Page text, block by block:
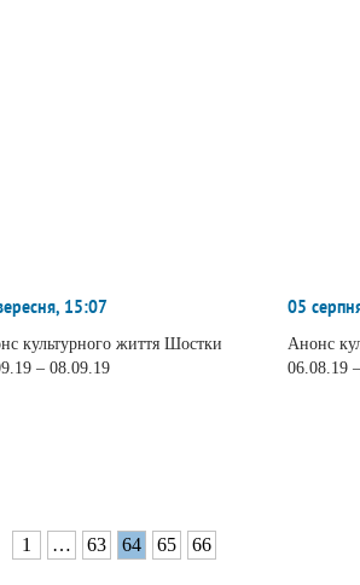
15:07
культурного життя Шостки
– 08.09.19
05
Анонс
06.08.19
1 … 63 64 65 66